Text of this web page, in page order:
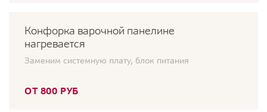
Конфорка варочной панелине
нагревается
Заменим системную плату, блок питания
ОТ 800 РУБ